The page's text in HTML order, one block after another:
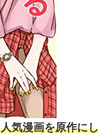
気漫画を原作にし